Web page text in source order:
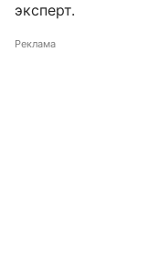
эксперт.
Реклама